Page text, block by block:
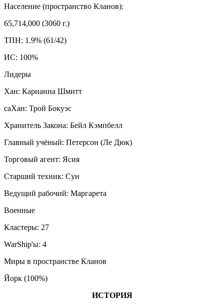
Население (пространство Кланов):
65,714,000 (3060 г.)
ТПН: 1.9% (61/42)
ИС: 100%
Лидеры
Хан: Карианна Шмитт
саХан: Трой Бокуэс
Хранитель Закона: Бейл Кэмпбелл
Главный учёный: Петерсон (Ле Дюк)
Торговый агент: Ясия
Старший техник: Сун
Ведущий рабочий: Маргарета
Военные
Кластеры: 27
WarShip'ы: 4
Миры в пространстве Кланов
Йорк (100%)
ИСТОРИЯ